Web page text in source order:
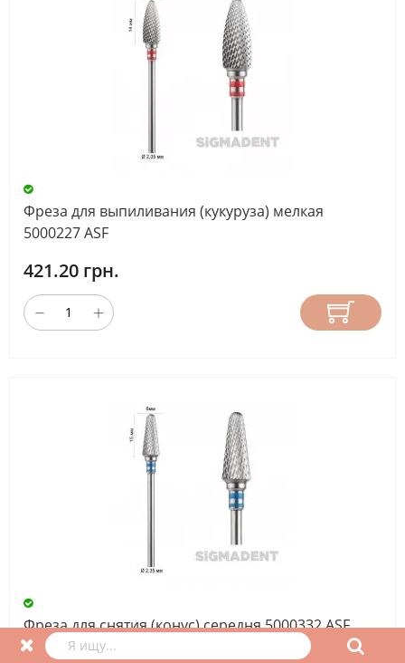
Фреза для выпиливания (кукуруза) мелкая
5000227 ASF
421.20 грн.
Фреза для снятия (конус) середня 5000332 ASF